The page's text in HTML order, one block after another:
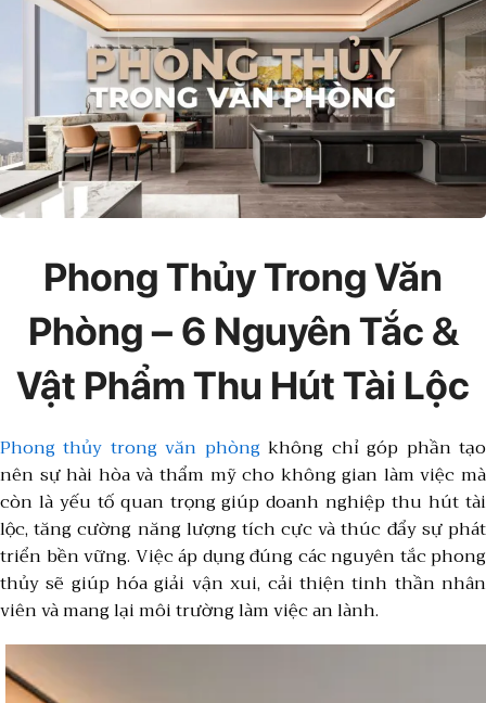
Phong Thủy Trong Văn
Phòng – 6 Nguyên Tắc &
Vật Phẩm Thu Hút Tài Lộc
Phong thủy trong văn phòng không chỉ góp phần tạo
nên sự hài hòa và thẩm mỹ cho không gian làm việc mà
còn là yếu tố quan trọng giúp doanh nghiệp thu hút tài
lộc, tăng cường năng lượng tích cực và thúc đẩy sự phát
triển bền vững. Việc áp dụng đúng các nguyên tắc phong
thủy sẽ giúp hóa giải vận xui, cải thiện tinh thần nhân
viên và mang lại môi trường làm việc an lành.